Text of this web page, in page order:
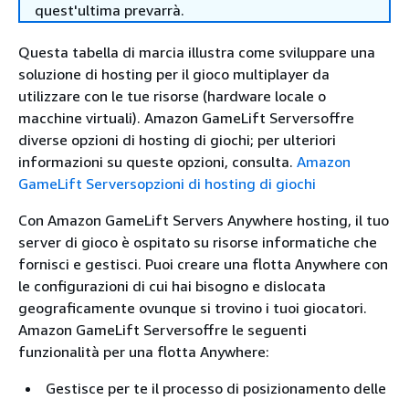
quest'ultima prevarrà.
Questa tabella di marcia illustra come sviluppare una
soluzione di hosting per il gioco multiplayer da
utilizzare con le tue risorse (hardware locale o
macchine virtuali). Amazon GameLift Serversoffre
diverse opzioni di hosting di giochi; per ulteriori
informazioni su queste opzioni, consulta. Amazon
GameLift Serversopzioni di hosting di giochi
Con Amazon GameLift Servers Anywhere hosting, il tuo
server di gioco è ospitato su risorse informatiche che
fornisci e gestisci. Puoi creare una flotta Anywhere con
le configurazioni di cui hai bisogno e dislocata
geograficamente ovunque si trovino i tuoi giocatori.
Amazon GameLift Serversoffre le seguenti
funzionalità per una flotta Anywhere:
Gestisce per te il processo di posizionamento delle